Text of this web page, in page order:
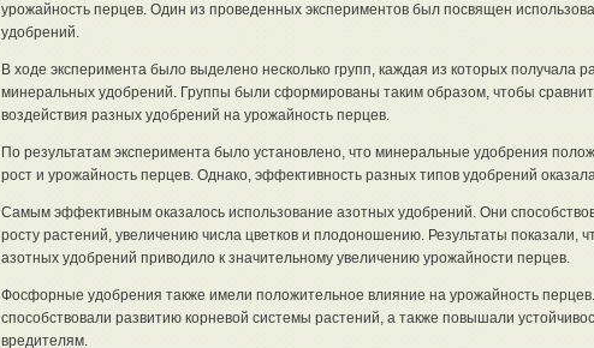
урожайность перцев. Один из проведенных экспериментов был посвящен
удобрений.
В ходе эксперимента было выделено несколько групп, каждая из которых получала
минеральных удобрений. Группы были сформированы таким образом, чтобы
воздействия разных удобрений на урожайность перцев.
По результатам эксперимента было установлено, что минеральные удобрения
рост и урожайность перцев. Однако, эффективность разных типов удобрений
Самым эффективным оказалось использование азотных удобрений. Они
росту растений, увеличению числа цветков и плодоношению. Результаты показали,
азотных удобрений приводило к значительному увеличению урожайности перцев.
Фосфорные удобрения также имели положительное влияние на урожайность
способствовали развитию корневой системы растений, а также повышали
вредителям.